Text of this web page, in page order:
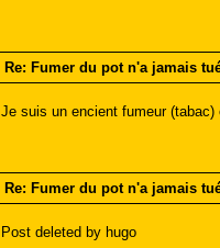
Re: Fumer du pot n'a jamais
Je suis un encient fumeur
Re: Fumer du pot n'a jamais
Post deleted by hugo